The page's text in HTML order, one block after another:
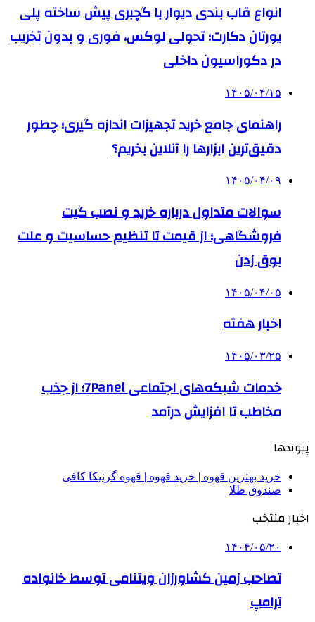
انواع قاب بندی دیوار با گچبری پیش ساخته پلی
یورتان دکارت؛ تحولی لوکس، فوری و بدون تخریب
در دکوراسیون داخلی
۱۴۰۵/۰۴/۱۵
راهنمای جامع خرید تجهیزات اندازه گیری؛ چطور
دقیق‌ترین ابزارها را آنلاین بخریم؟
۱۴۰۵/۰۴/۰۹
سوالات متداول درباره خرید و نصب گیت
فروشگاهی؛ از قیمت تا تنظیم حساسیت و علت
بوق زدن
۱۴۰۵/۰۴/۰۵
اخبار هفته
۱۴۰۵/۰۳/۲۵
خدمات شبکه‌های اجتماعی 7Panel؛ از جذب
مخاطب تا افزایش درآمد
پیوندها
خرید بهترین قهوه | خرید قهوه | قهوه گرنیکا کافی
صندوق طلا
اخبار منتخب
۱۴۰۴/۰۵/۲۰
تصاحب زمین کشاورزان ویتنامی توسط خانواده
ترامپ